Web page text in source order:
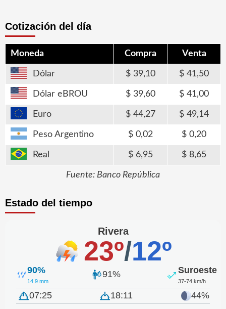
Cotización del día
Moneda Compra Venta
Dólar 39,10 41,50
Dólar eBROU 39,60 41,00
Euro 44,27 49,14
Peso Argentino 0,02 0,20
Real 6,95 8,65
Fuente: Banco República
Estado del tiempo
Rivera
23º/12º
90%
14.9 mm
91% Suroeste
37-74 km/h
07:25 18:11 44%